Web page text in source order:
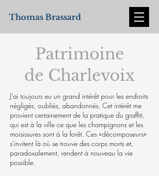
Thomas Brassard
Patrimoine
de Charlevoix
J'ai toujours eu un grand intérêt pour les endroits
négligés, oubliés, abandonnés. Cet intérêt me
provient certainement de la pratique du graffiti,
qui est à la ville ce que les champignons et les
moisissures sont à la forêt. Ces «décomposeurs»
s'invitent là où se trouve des corps morts et,
paradoxalement, rendent à nouveau la vie
possible.